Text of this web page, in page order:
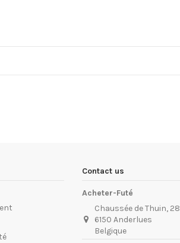
Contact us
Acheter-Futé
Chaussée de Thuin, 28
6150 Anderlues
Belgique